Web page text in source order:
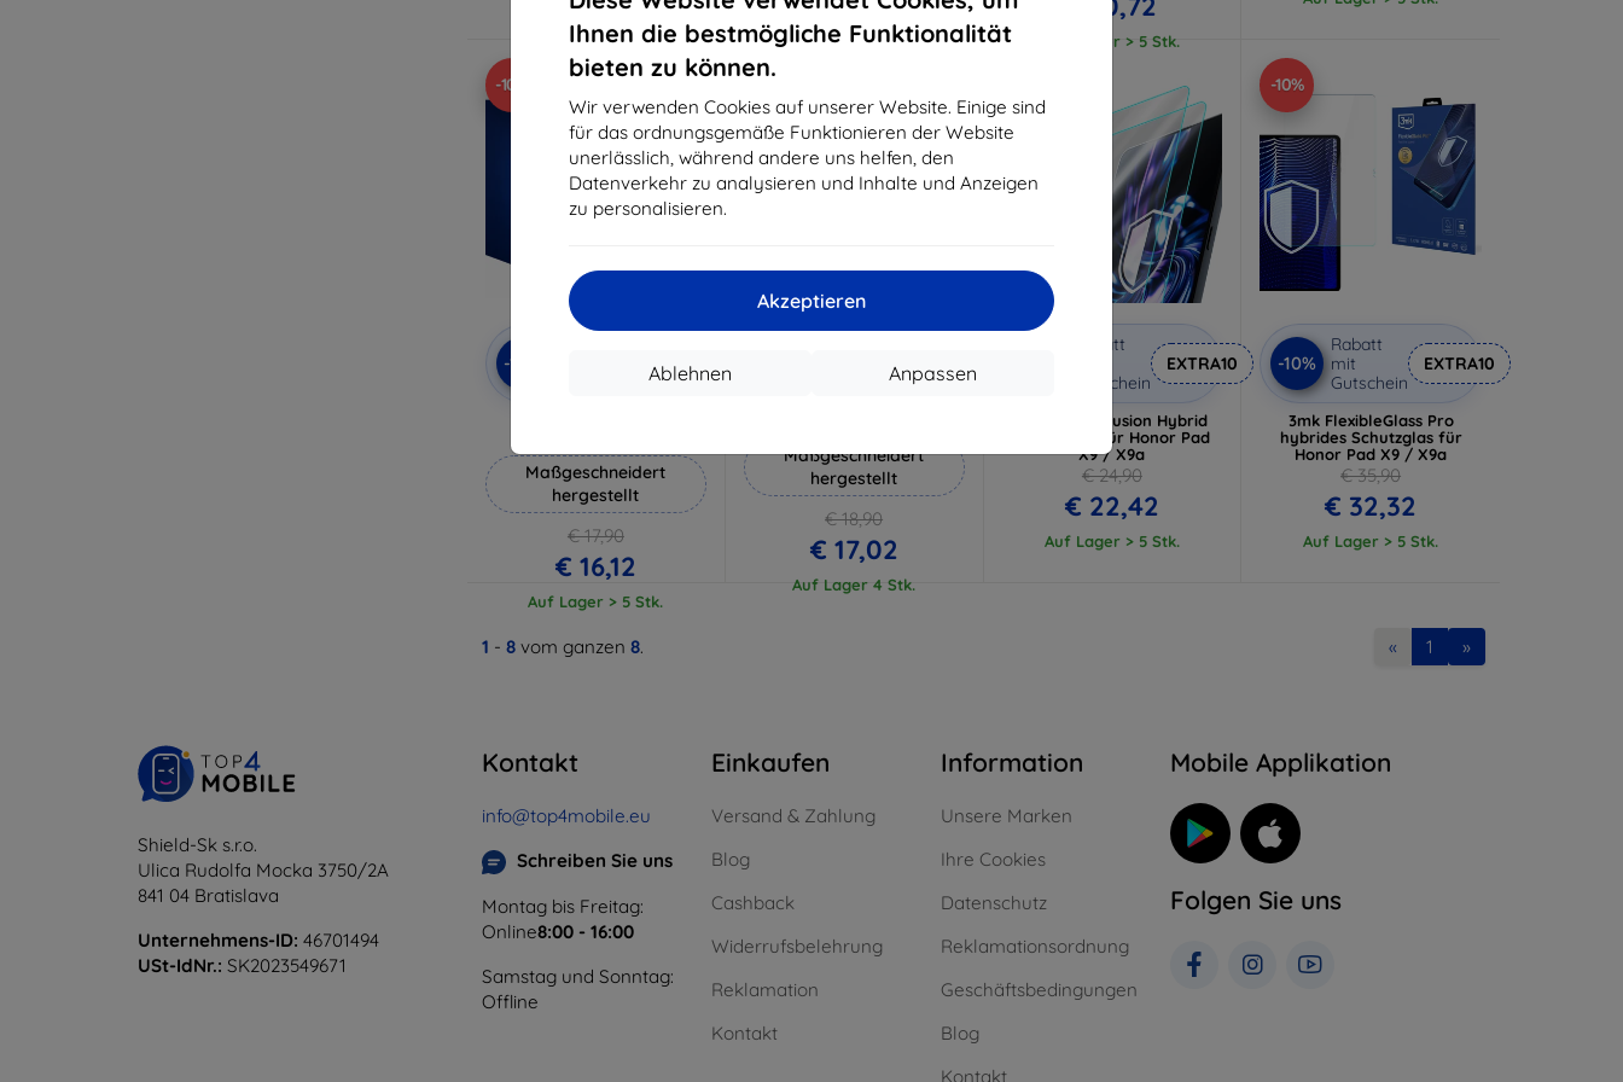
Ihnen die bestmögliche Funktionalität
bieten zu können.
Wir verwenden Cookies auf unserer Website. Einige sind
für das ordnungsgemäße Funktionieren der Website
unerlässlich, während andere uns helfen, den
Datenverkehr zu analysieren und Inhalte und Anzeigen
zu personalisieren.
Akzeptieren
Anpassen
Ablehnen
Auf Lager 3 Stk. Auf Lager > 5 Stk. Auf Lager > 5 Stk.
-10%
-10% EXTRA10
Maßgeschneidert
hergestellt
€ 17,90
€ 16,12
Auf Lager > 5 Stk.
Gutschein
Maßgeschneidert
hergestellt
€ 18,90
€ 17,02
Auf Lager 4 Stk.
Rabatt
Gutschein
EXTRA10
3mk Hardy Fusion Hybrid
Schutzglas für Honor Pad
X9 / X9a
€ 24,90
€ 22,42
Auf Lager > 5 Stk.
-10%
-10%
Rabatt
mit
Gutschein
EXTRA10
3mk FlexibleGlass Pro
hybrides Schutzglas für
Honor Pad X9 / X9a
€ 35,90
€ 32,32
Auf Lager > 5 Stk.
1 - 8 vom ganzen 8. « 1 »
Shield-Sk s.r.o.
Ulica Rudolfa Mocka 3750/2A
841 04 Bratislava
Unternehmens-ID: 46701494
USt-IdNr.: SK2023549671
Kontakt
info@top4mobile.eu
Schreiben Sie uns
Montag bis Freitag:
Online8:00 - 16:00
Samstag und Sonntag:
Offline
Einkaufen
Versand & Zahlung
Blog
Cashback
Widerrufsbelehrung
Reklamation
Kontakt
Information
Unsere Marken
Ihre Cookies
Datenschutz
Reklamationsordnung
Geschäftsbedingungen
Blog
Kontakt
Mobile Applikation
Folgen Sie uns